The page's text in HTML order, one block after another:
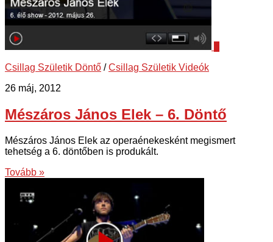
Csillag Születik Döntő /Csillag Születik Videók
26 máj, 2012
Mészáros János Elek – 6. Döntő
Mészáros János Elek az operaénekesként megismert
tehetség a 6. döntőben is produkált.
Tovább »